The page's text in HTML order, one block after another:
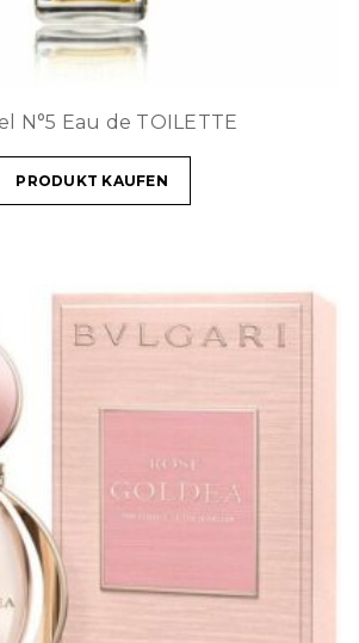
N°5 Eau de TOILETTE
PRODUKT KAUFEN